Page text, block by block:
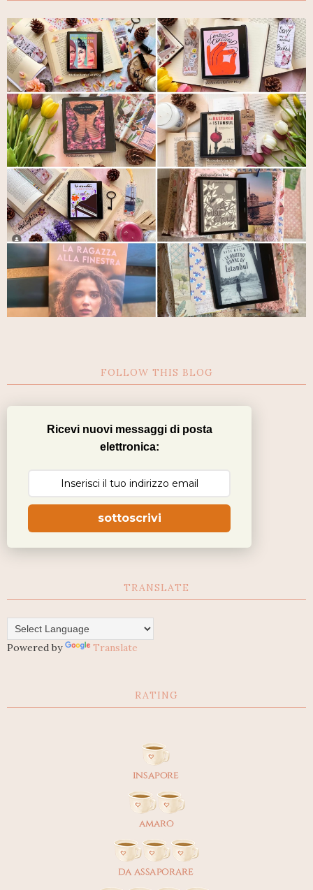
FOLLOW THIS BLOG
Ricevi nuovi messaggi di posta
elettronica:
sottoscrivi
TRANSLATE
Powered by Translate
RATING